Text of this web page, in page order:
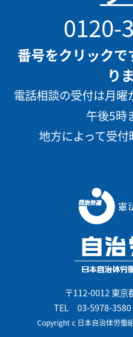
0120-
番号をクリック
り
電話相談の受付は月
午後5時
地方によって受付
〒112-0012 東京
TEL 03-5978-3580
Copyright c 日本自治体労働